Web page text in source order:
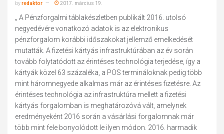
byredaktor 2017. március 19.
„ A Pénzforgalmi táblakészletben publikált 2016. utolsó
negyedévére vonatkozó adatok is az elektronikus
pénzforgalom korábbi időszakokat jellemző emelkedését
mutatták. A fizetési kártyás infrastruktúrában az év során
tovább folytatódott az érintéses technológia terjedése, így a
kártyák közel 63 százaléka, a POS termináloknak pedig több
mint háromnegyede alkalmas már az érintéses fizetésre. Az
érintéses technológia az infrastruktúra mellett a fizetési
kártyás forgalomban is meghatározóvá vált, amelynek
eredményeként 2016 során a vásárlási forgalomnak már
több mint fele bonyolódott le ilyen módon. 2016. harmadik